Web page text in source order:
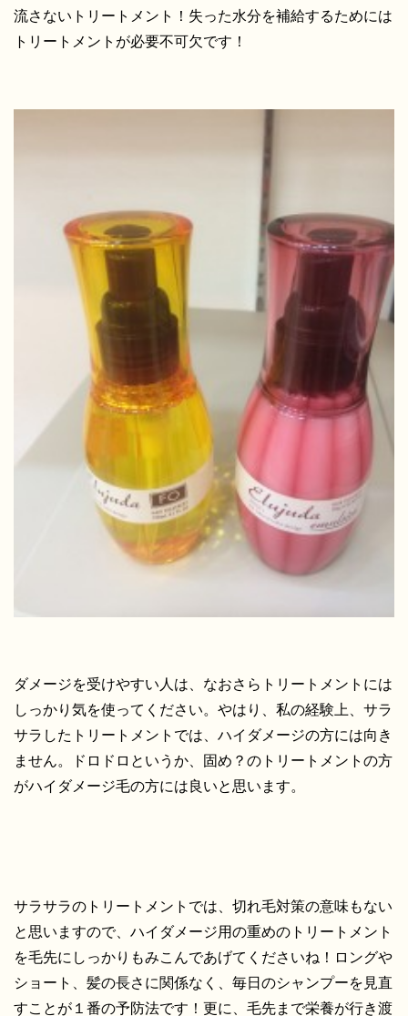
流さないトリートメント！失った水分を補給するためには
トリートメントが必要不可欠です！
ダメージを受けやすい人は、なおさらトリートメントには
しっかり気を使ってください。やはり、私の経験上、サラ
サラしたトリートメントでは、ハイダメージの方には向き
ません。ドロドロというか、固め？のトリートメントの方
がハイダメージ毛の方には良いと思います。
サラサラのトリートメントでは、切れ毛対策の意味もない
と思いますので、ハイダメージ用の重めのトリートメント
を毛先にしっかりもみこんであげてくださいね！ロングや
ショート、髪の長さに関係なく、毎日のシャンプーを見直
すことが１番の予防法です！更に、毛先まで栄養が行き渡